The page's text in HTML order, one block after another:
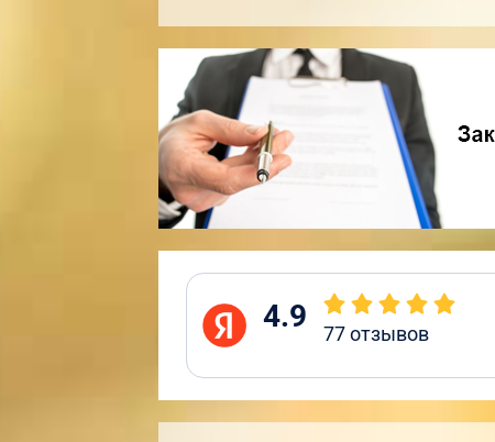
4.9 77отзывов